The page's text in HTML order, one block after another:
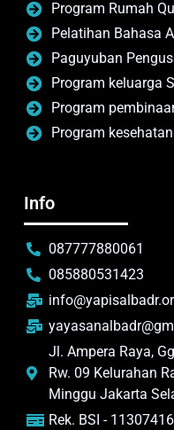
Program Rumah
Pelatihan Bahasa
Paguyuban
Program keluarga
Program
Program
Info
087777880061
085880531423
Jl. Ampera Raya,
Rw. 09 Kelurahan
Minggu Jakarta
Rek. BSI -